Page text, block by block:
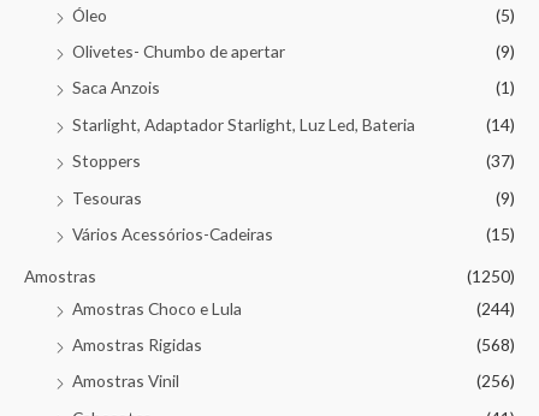
Óleo
(5)
Olivetes- Chumbo de apertar
(9)
Saca Anzois
(1)
Starlight, Adaptador Starlight, Luz Led, Bateria
(14)
Stoppers
(37)
Tesouras
(9)
Vários Acessórios-Cadeiras
(15)
Amostras
(1250)
Amostras Choco e Lula
(244)
Amostras Rigidas
(568)
Amostras Vinil
(256)